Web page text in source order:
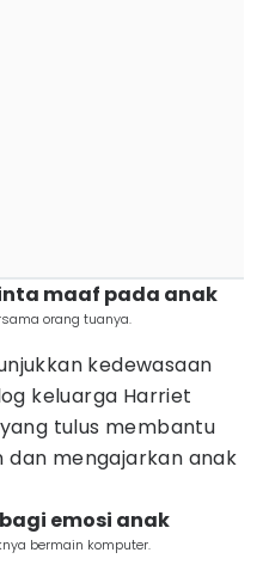
maaf pada anak
orang tuanya.
kedewasaan
keluarga Harriet
tulus membantu
mengajarkan anak
emosi anak
bermain komputer.